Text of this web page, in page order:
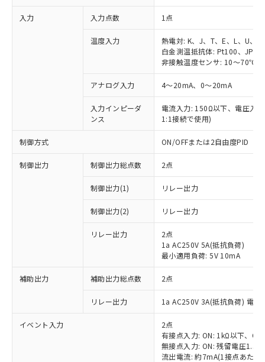
入力 入力点数 1点
温度入力
熱電対: K、J、T、E、L、U、
白金測温抵抗体: Pt100、
非接触温度センサ: 10～70℃
アナログ入力 4～20mA、0～20mA
入力インピーダ
ンス
電流入力: 150Ω以下、電圧入
1:1接続で使用)
制御方式 ON/OFFまたは2自由度PID（
制御出力 制御出力総点数 2点
制御出力(1) リレー出力
制御出力(2) リレー出力
リレー出力
2点
1a AC250V 5A(抵抗負荷)
最小適用負荷: 5V 10mA
補助出力 補助出力総点数 2点
リレー出力 1a AC250V 3A(抵抗負荷) 電
イベント入力
2点
有接点入力: ON: 1kΩ以下、
無接点入力: ON: 残留電圧1.5V
流出電流: 約7mA(1接点あたり)